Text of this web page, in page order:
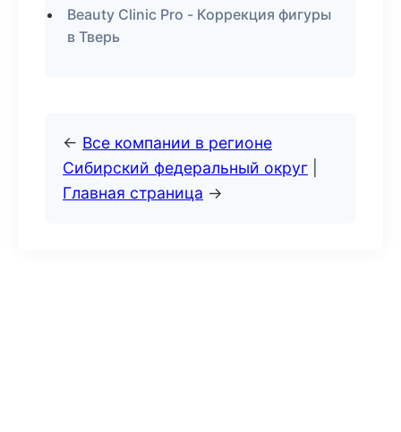
Beauty Clinic Pro - Коррекция фигуры
в Тверь
← Все компании в регионе
Сибирский федеральный округ
Главная страница →